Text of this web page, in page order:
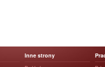
Inne strony